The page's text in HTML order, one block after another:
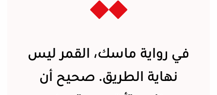
في رواية ماسك، القمر ليس
نهاية الطريق. صحيح أن